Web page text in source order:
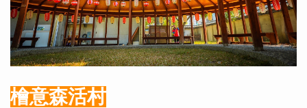
檜意森活村